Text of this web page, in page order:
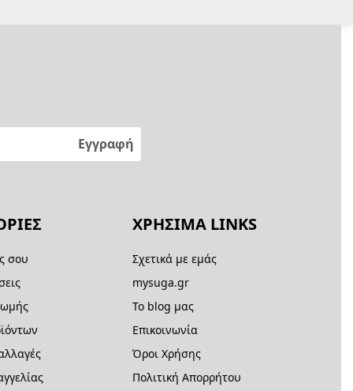
σου
ΧΡΗΣΙΜΑ LINKS
Σχετικά με εμάς
mysuga.gr
Το blog μας
Επικοινωνία
Όροι Χρήσης
Πολιτική Απορρήτου